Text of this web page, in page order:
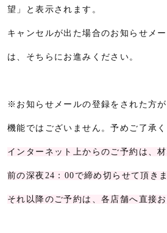
望」と表示されます。
キャンセルが出た場合のお知らせメ
は、そちらにお進みください。
※お知らせメールの登録をされた方
機能ではございません。予めご了承く
インターネット上からのご予約は、
前の深夜24：00で締め切らせて頂きま
それ以降のご予約は、各店舗へ直接